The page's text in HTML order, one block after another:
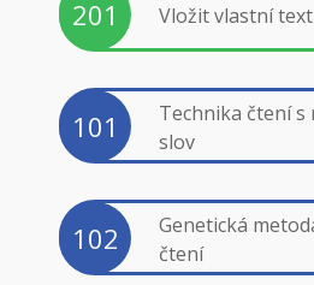
201 Vložit vlastní
101
Technika čtení s
slov
102
Genetická
čtení